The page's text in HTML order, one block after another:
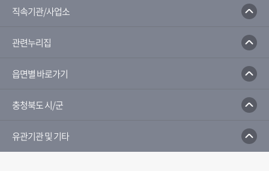
직속기관/사업소
관련누리집
읍면별 바로가기
충청북도 시/군
유관기관 및 기타